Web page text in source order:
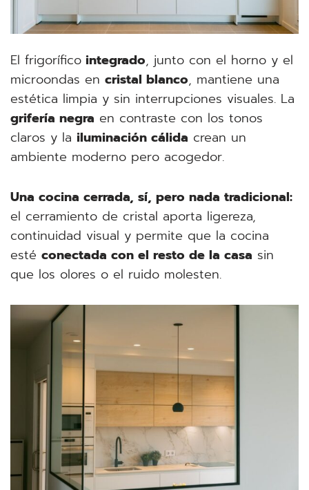
El frigorífico integrado, junto con el horno y el
microondas en cristal blanco, mantiene una
estética limpia y sin interrupciones visuales. La
grifería negra en contraste con los tonos
claros y la iluminación cálida crean un
ambiente moderno pero acogedor.
Una cocina cerrada, sí, pero nada tradicional:
el cerramiento de cristal aporta ligereza,
continuidad visual y permite que la cocina
esté conectada con el resto de la casa sin
que los olores o el ruido molesten.